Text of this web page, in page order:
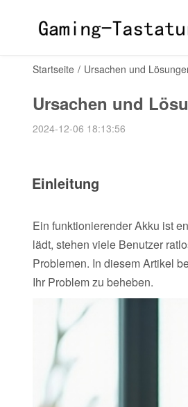
Startseite / Ursachen und
Ursachen und
2024-12-06 18:13:56
Einleitung
Ein funktionierender Akku ist
lädt, stehen viele Benutzer
Problemen. In diesem Artikel
Ihr Problem zu beheben.